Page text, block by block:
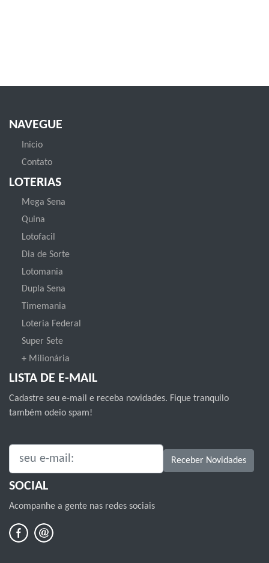
NAVEGUE
Inicio
Contato
LOTERIAS
Mega Sena
Quina
Lotofacil
Dia de Sorte
Lotomania
Dupla Sena
Timemania
Loteria Federal
Super Sete
+ Milionária
LISTA DE E-MAIL
Cadastre seu e-mail e receba novidades. Fique tranquilo
também odeio spam!
SEU E-MAIL: Receber Novidades
SOCIAL
Acompanhe a gente nas redes sociais